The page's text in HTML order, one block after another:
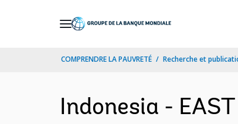
COMPRENDRE LA PAUVRETÉ Recherche et
Indonesia -